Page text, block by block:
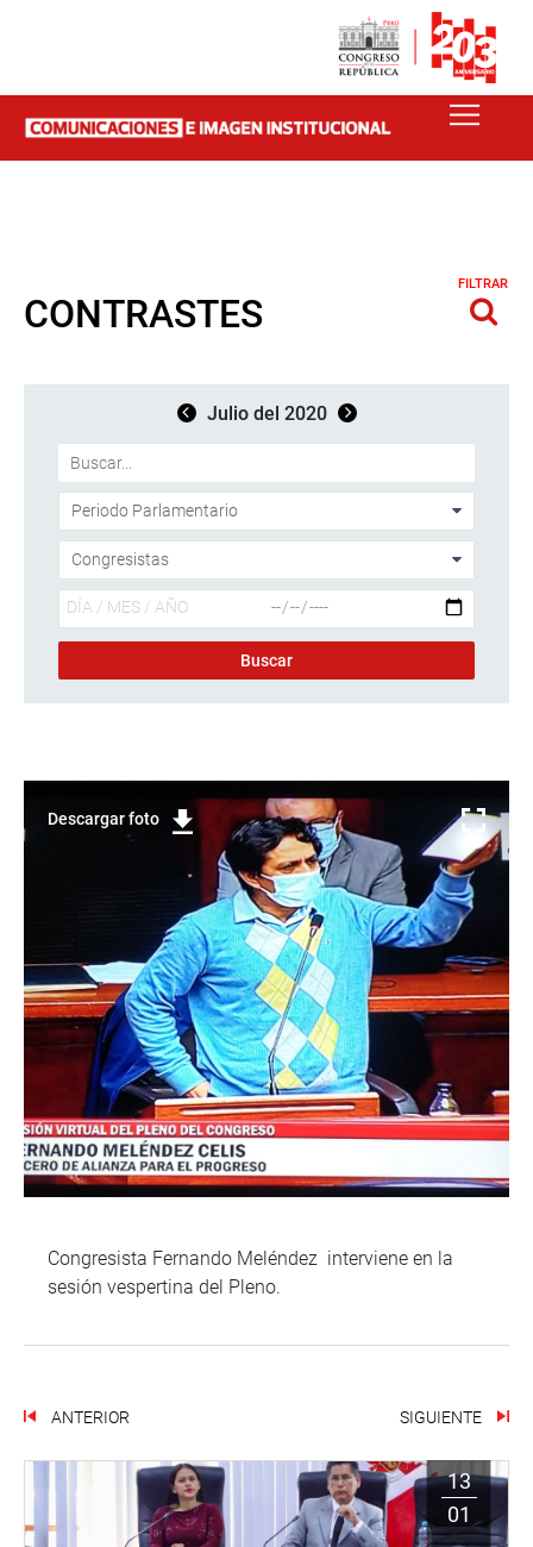
CONTRASTES
FILTRAR
Julio del 2020
Descargar foto
Congresista Fernando Meléndez interviene en la
sesión vespertina del Pleno.
ANTERIOR SIGUIENTE
13
01